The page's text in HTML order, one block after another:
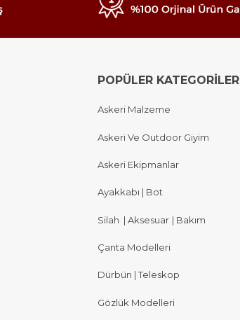
POPÜLER KATEGORİLER
Askeri Malzeme
Askeri Ve Outdoor Giyim
Askeri Ekipmanlar
Ayakkabı | Bot
Silah | Aksesuar | Bakım
Çanta Modelleri
Dürbün | Teleskop
Gözlük Modelleri